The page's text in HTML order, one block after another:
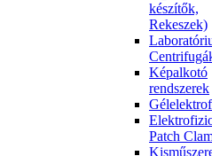
készítők,
Rekeszek)
Képalkotó
rendszerek
Patch